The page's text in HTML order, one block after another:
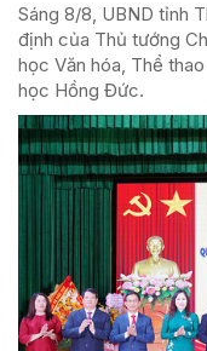
Sáng 8/8, UBND tỉnh
định của Thủ tướng
học Văn hóa, Thể
học Hồng Đức.